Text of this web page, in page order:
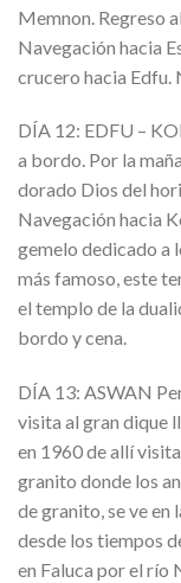
Memnon. Regreso
Navegación hacia
crucero hacia Edfu.
DÍA 12: EDFU –
a bordo. Por la
dorado Dios del
Navegación hacia
gemelo dedicado a
más famoso, este
el templo de la
bordo y cena.
DÍA 13: ASWAN
visita al gran dique
en 1960 de allí
granito donde los
de granito, se ve
desde los tiempos
en Faluca por el río